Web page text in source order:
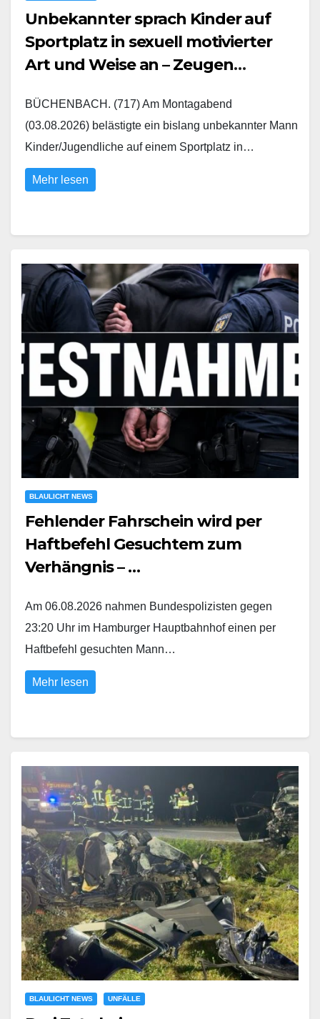
Unbekannter sprach Kinder auf
Sportplatz in sexuell motivierter
Art und Weise an – Zeugen
BÜCHENBACH. (717) Am Montagabend
(03.08.2026) belästigte ein bislang unbekannter Mann
Kinder/Jugendliche auf einem Sportplatz in…
Mehr lesen
BLAULICHT NEWS
Fehlender Fahrschein wird per
Haftbefehl Gesuchtem zum
Verhängnis – …
Am 06.08.2026 nahmen Bundespolizisten gegen
23:20 Uhr im Hamburger Hauptbahnhof einen per
Haftbefehl gesuchten Mann…
Mehr lesen
BLAULICHT NEWS UNFÄLLE